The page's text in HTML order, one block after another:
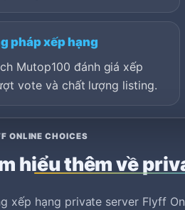
pháp xếp hạng
Mutop100 đánh giá xếp
vote và chất lượng listing.
ONLINE CHOICES
hiểu thêm về
xếp hạng private server Flyff